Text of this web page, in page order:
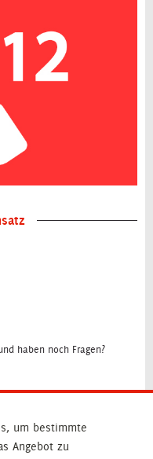
um bestimmte
Angebot zu
haben noch Fragen?